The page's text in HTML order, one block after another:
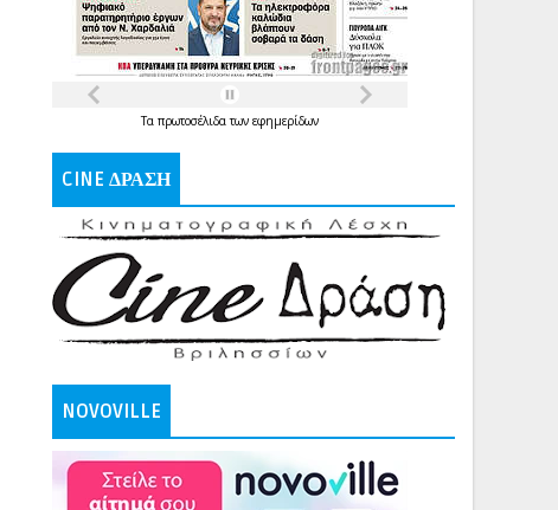
Τα πρωτοσέλιδατων εφημερίδων
CINE ΔΡΑΣΗ
NOVOVILLE